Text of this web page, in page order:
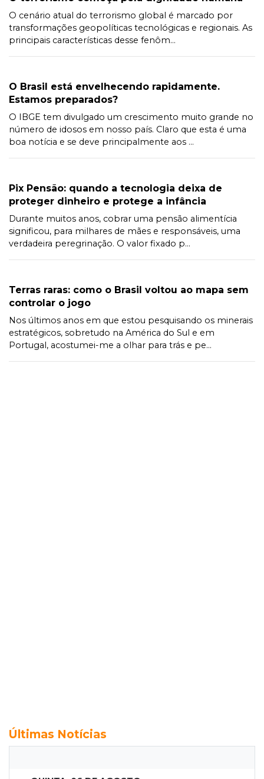
O cenário atual do terrorismo global é marcado por
transformações geopolíticas tecnológicas e regionais. As
principais características desse fenôm...
O Brasil está envelhecendo rapidamente.
Estamos preparados?
O IBGE tem divulgado um crescimento muito grande no
número de idosos em nosso país. Claro que esta é uma
boa notícia e se deve principalmente aos ...
Pix Pensão: quando a tecnologia deixa de
proteger dinheiro e protege a infância
Durante muitos anos, cobrar uma pensão alimentícia
significou, para milhares de mães e responsáveis, uma
verdadeira peregrinação. O valor fixado p...
Terras raras: como o Brasil voltou ao mapa sem
controlar o jogo
Nos últimos anos em que estou pesquisando os minerais
estratégicos, sobretudo na América do Sul e em
Portugal, acostumei-me a olhar para trás e pe...
Últimas Notícias